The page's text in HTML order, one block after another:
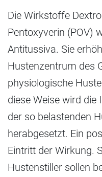
Die Wirkstoffe
Pentoxyverin (POV)
Antitussiva. Sie
Hustenzentrum des
physiologische
diese Weise wird
der so belastenden
herabgesetzt. Ein
Eintritt der Wirkung.
Hustenstiller sollen